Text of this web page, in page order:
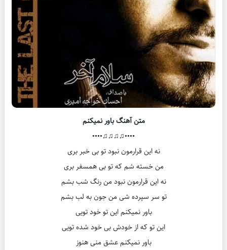
متن آهنگ باور نمیکنم
••••♫♫♫♫••••
نه این قرارمون نبود تو بی خبر بری
من خسته شم که تو بی همسفر بری
نه این قرارمون نبود من رنگ شب بشم
تو سر سپرده شی من جون به لب بشم
باور نمیکنم این تو خود تویی
این تو که از خودش بی خود شده تویی
باور نمیکنم عشق منی هنوز